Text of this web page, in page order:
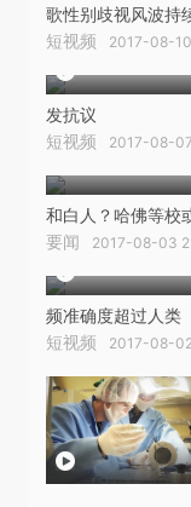
歌性别歧视风波持
短视频 2017-08-
发抗议
短视频 2017-08-
和白人？哈佛等校
要闻 2017-08-03
频准确度超过人类
短视频 2017-08-